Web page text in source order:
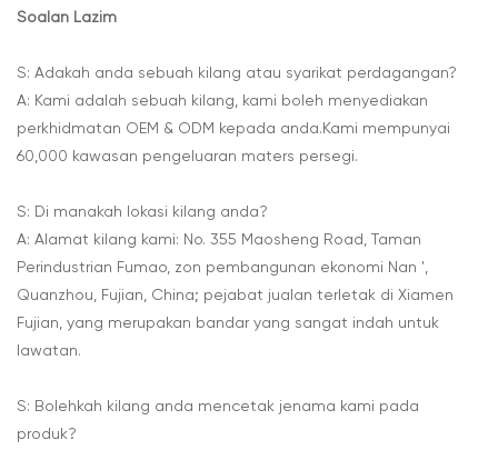
Soalan Lazim
S: Adakah anda sebuah kilang atau syarikat perdagangan?
A: Kami adalah sebuah kilang, kami boleh menyediakan
perkhidmatan OEM & ODM kepada anda.Kami mempunyai
60,000 kawasan pengeluaran maters persegi.
S: Di manakah lokasi kilang anda?
A: Alamat kilang kami: No. 355 Maosheng Road, Taman
Perindustrian Fumao, zon pembangunan ekonomi Nan ',
Quanzhou, Fujian, China; pejabat jualan terletak di Xiamen
Fujian, yang merupakan bandar yang sangat indah untuk
lawatan.
S: Bolehkah kilang anda mencetak jenama kami pada
produk?